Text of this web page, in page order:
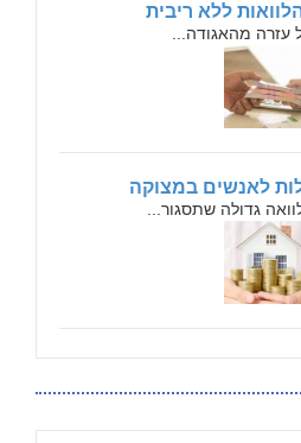
ללא ריבית
עזרה מהאגודה...
לאנשים במצוקה
גדולה שתסגור...